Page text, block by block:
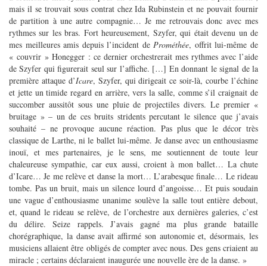
mais il se trouvait sous contrat chez Ida Rubinstein et ne pouvait fournir
de partition à une autre compagnie… Je me retrouvais donc avec mes
rythmes sur les bras. Fort heureusement, Szyfer, qui était devenu un de
mes meilleures amis depuis l’incident de Prométhée, offrit lui-même de
« couvrir » Honegger : ce dernier orchestrerait mes rythmes avec l’aide
de Szyfer qui figurerait seul sur l’affiche. […] En donnant le signal de la
première attaque d’Icare, Szyfer, qui dirigeait ce soir-là, courbe l’échine
et jette un timide regard en arrière, vers la salle, comme s’il craignait de
succomber aussitôt sous une pluie de projectiles divers. Le premier «
bruitage » – un de ces bruits stridents percutant le silence que j’avais
souhaité – ne provoque aucune réaction. Pas plus que le décor très
classique de Larthe, ni le ballet lui-même. Je danse avec un enthousiasme
inouï, et mes partenaires, je le sens, me soutiennent de toute leur
chaleureuse sympathie, car eux aussi, croient à mon ballet… La chute
d’Icare… Je me relève et danse la mort… L’arabesque finale… Le rideau
tombe. Pas un bruit, mais un silence lourd d’angoisse… Et puis soudain
une vague d’enthousiasme unanime soulève la salle tout entière debout,
et, quand le rideau se relève, de l’orchestre aux dernières galeries, c’est
du délire. Seize rappels. J’avais gagné ma plus grande bataille
chorégraphique, la danse avait affirmé son autonomie et, désormais, les
musiciens allaient être obligés de compter avec nous. Des gens criaient au
miracle ; certains déclaraient inaugurée une nouvelle ère de la danse. »